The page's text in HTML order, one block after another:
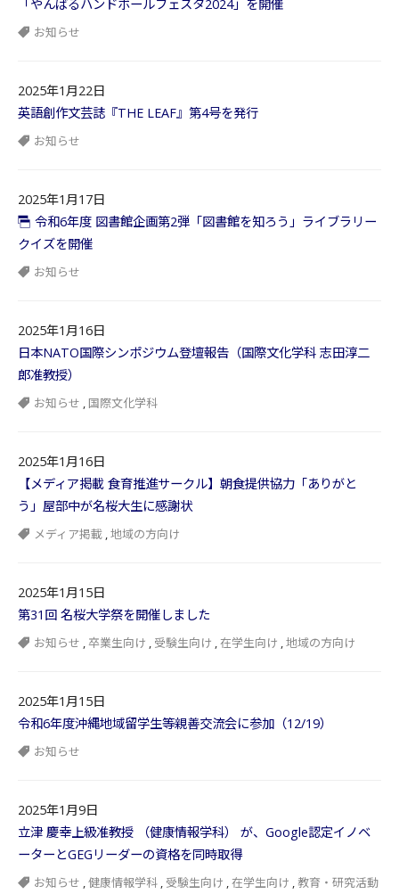
「やんばるハンドボールフェスタ2024」を開催
お知らせ
2025年1月22日
英語創作文芸誌『THE LEAF』第4号を発行
お知らせ
2025年1月17日
令和6年度 図書館企画第2弾「図書館を知ろう」ライブラリー
クイズを開催
お知らせ
2025年1月16日
日本NATO国際シンポジウム登壇報告（国際文化学科 志田淳二
郎准教授）
お知らせ , 国際文化学科
2025年1月16日
【メディア掲載 食育推進サークル】朝食提供協力「ありがと
う」屋部中が名桜大生に感謝状
メディア掲載 ,地域の方向け
2025年1月15日
第31回 名桜大学祭を開催しました
お知らせ ,卒業生向け , 受験生向け ,在学生向け ,地域の方向け
2025年1月15日
令和6年度沖縄地域留学生等親善交流会に参加（12/19）
お知らせ
2025年1月9日
立津 慶幸上級准教授 （健康情報学科） が、Google認定イノベ
ーターとGEGリーダーの資格を同時取得
お知らせ ,健康情報学科 , 受験生向け ,在学生向け , 教育・研究活動